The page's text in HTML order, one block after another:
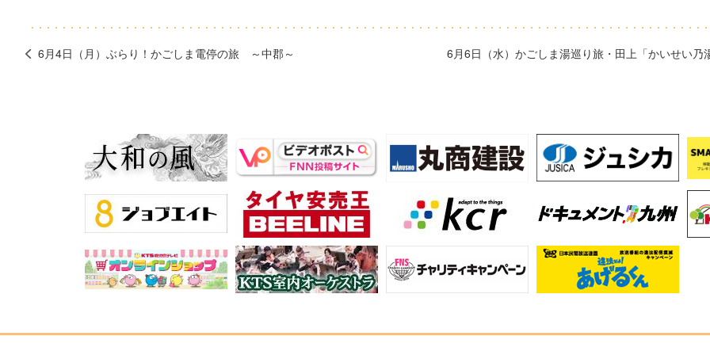
6月4日（月）ぶらり！かごしま電停の旅 ～中郡～ 6月6日（水）かごしま湯巡り旅・田上「かいせい乃